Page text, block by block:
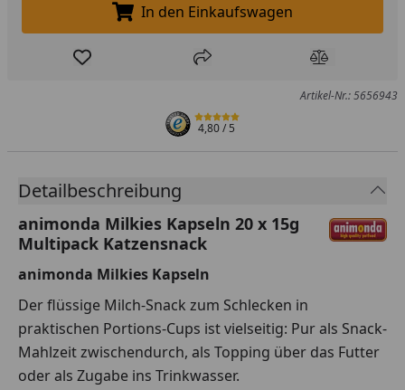
In den Einkaufswagen legen
In den Einkaufswagen
Produkt zur Wunschliste hinzufügen
Teilen Produkt
Artikel-Nr.: 5656943
4,80/ 5
Detailbeschreibung
animonda Milkies Kapseln 20 x 15g
Multipack Katzensnack
animonda Milkies Kapseln
Der flüssige Milch-Snack zum Schlecken in
praktischen Portions-Cups ist vielseitig: Pur als Snack-
Mahlzeit zwischendurch, als Topping über das Futter
oder als Zugabe ins Trinkwasser.